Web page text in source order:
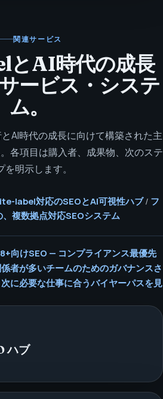
関連サービス
AI時代の成長
ービス・システ
ム。
AI時代の成長に向けて構築された主
各項目は購入者、成果物、次のステ
を明示します。
label対応のSEOとAI可視性ハブ/ フ
複数拠点対応SEOシステム
向けSEO — コンプライアンス最優先
者が多いチームのためのガバナンスさ
次に必要な仕事に合うバイヤーパスを見
ハブ